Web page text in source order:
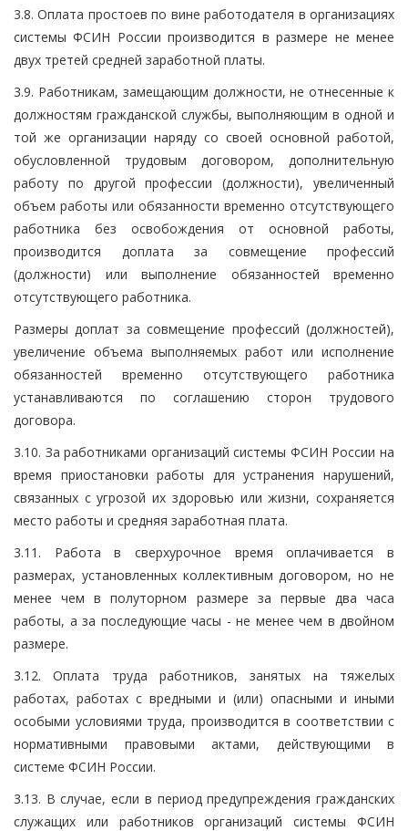
3.8. Оплата простоев по вине работодателя в организациях
системы ФСИН России производится в размере не менее
двух третей средней заработной платы.
3.9. Работникам, замещающим должности, не отнесенные к
должностям гражданской службы, выполняющим в одной и
той же организации наряду со своей основной работой,
обусловленной трудовым договором, дополнительную
работу по другой профессии (должности), увеличенный
объем работы или обязанности временно отсутствующего
работника без освобождения от основной работы,
производится доплата за совмещение профессий
(должности) или выполнение обязанностей временно
отсутствующего работника.
Размеры доплат за совмещение профессий (должностей),
увеличение объема выполняемых работ или исполнение
обязанностей временно отсутствующего работника
устанавливаются по соглашению сторон трудового
договора.
3.10. За работниками организаций системы ФСИН России на
время приостановки работы для устранения нарушений,
связанных с угрозой их здоровью или жизни, сохраняется
место работы и средняя заработная плата.
3.11. Работа в сверхурочное время оплачивается в
размерах, установленных коллективным договором, но не
менее чем в полуторном размере за первые два часа
работы, а за последующие часы - не менее чем в двойном
размере.
3.12. Оплата труда работников, занятых на тяжелых
работах, работах с вредными и (или) опасными и иными
особыми условиями труда, производится в соответствии с
нормативными правовыми актами, действующими в
системе ФСИН России.
3.13. В случае, если в период предупреждения гражданских
служащих или работников организаций системы ФСИН